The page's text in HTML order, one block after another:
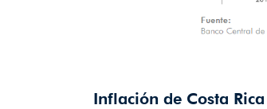
Inflación de Costa Rica